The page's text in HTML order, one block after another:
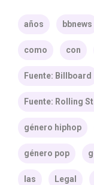
años bbnews
como con
Fuente: Billboard
Fuente: Rolling
género hiphop
género pop
las Legal